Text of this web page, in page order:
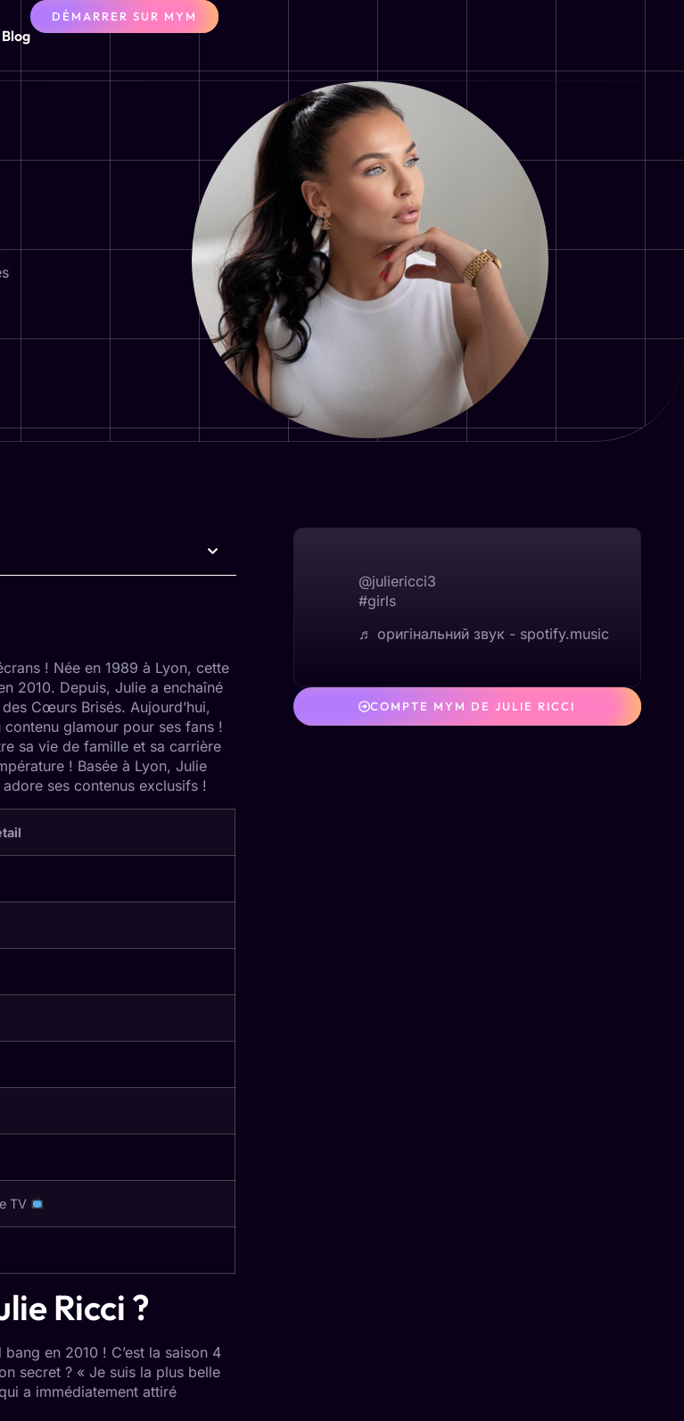
Blog
DÉMARRER SUR MYM
! Née en 1989 à Lyon, cette
2010. Depuis, Julie a enchaîné
Cœurs Brisés. Aujourd’hui,
glamour pour ses fans !
sa vie de famille et sa carrière
! Basée à Lyon, Julie
ses contenus exclusifs !
TV
Ricci ?
en 2010 ! C’est la saison 4
secret ? « Je suis la plus belle
a immédiatement attiré
@juliericci3
#girls
♬ оригінальний звук - spotify.music
COMPTE MYM DE JULIE RICCI